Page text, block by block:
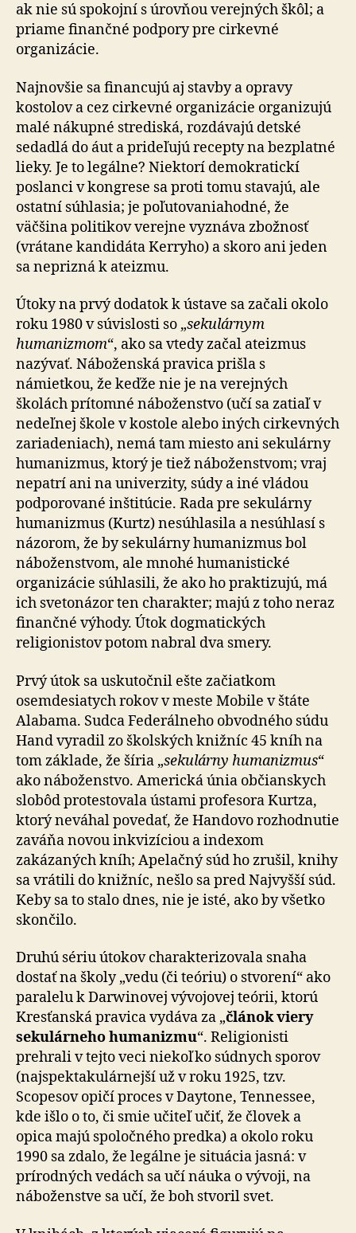
ak nie sú spokojní s úrovňou verejných škôl; a
priame finančné podpory pre cirkevné
organizácie.
Najnovšie sa financujú aj stavby a opravy
kostolov a cez cirkevné organizácie organizujú
malé nákupné strediská, rozdávajú detské
sedadlá do áut a prideľujú recepty na bezplatné
lieky. Je to legálne? Niektorí demokratickí
poslanci v kongrese sa proti tomu stavajú, ale
ostatní súhlasia; je poľutovaniahodné, že
väčšina politikov verejne vyznáva zbožnosť
(vrátane kandidáta Kerryho) a skoro ani jeden
sa neprizná k ateizmu.
Útoky na prvý dodatok k ústave sa začali okolo
roku 1980 v súvislosti so „sekulárnym
humanizmom“, ako sa vtedy začal ateizmus
nazývať. Náboženská pravica prišla s
námietkou, že keďže nie je na verejných
školách prítomné náboženstvo (učí sa zatiaľ v
nedeľnej škole v kostole alebo iných cirkevných
zariadeniach), nemá tam miesto ani sekulárny
humanizmus, ktorý je tiež náboženstvom; vraj
nepatrí ani na univerzity, súdy a iné vládou
podporované inštitúcie. Rada pre sekulárny
humanizmus (Kurtz) nesúhlasila a nesúhlasí s
názorom, že by sekulárny humanizmus bol
náboženstvom, ale mnohé humanistické
organizácie súhlasili, že ako ho praktizujú, má
ich svetonázor ten charakter; majú z toho neraz
finančné výhody. Útok dogmatických
religionistov potom nabral dva smery.
Prvý útok sa uskutočnil ešte začiatkom
osemdesiatych rokov v meste Mobile v štáte
Alabama. Sudca Federálneho obvodného súdu
Hand vyradil zo školských knižníc 45 kníh na
tom základe, že šíria „sekulárny humanizmus“
ako náboženstvo. Americká únia občianskych
slobôd pro­tes­to­va­la ústami profesora Kurtza,
ktorý neváhal povedať, že Handovo rozhodnutie
zaváňa novou inkvizíciou a in­de­xom
zakázaných kníh; Apelačný súd ho zrušil, knihy
sa vrátili do knižníc, nešlo sa pred Najvyšší súd.
Keby sa to stalo dnes, nie je isté, ako by všetko
skončilo.
Druhú sériu útokov charakterizovala snaha
dostať na školy „vedu (či teóriu) o stvorení“ ako
paralelu k Dar­wi­no­vej vývojovej teórii, ktorú
Kresťanská pravica vydáva za „článok viery
sekulárneho humanizmu“. Religionisti
prehrali v tejto veci niekoľko súdnych sporov
(naj­spek­ta­ku­lár­nej­ší už v roku 1925, tzv.
Scopesov opičí proces v Daytone, Tennessee,
kde išlo o to, či smie učiteľ učiť, že človek a
opica majú spoločného predka) a okolo roku
1990 sa zdalo, že legálne je situácia jasná: v
prírodných vedách sa učí náuka o vývoji, na
náboženstve sa učí, že boh stvoril svet.